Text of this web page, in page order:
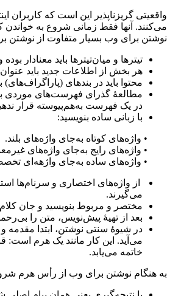
واقعیتی گریزناپذیر این است که کاربران
می‌کنند. آنها فقط زمانی شروع به
نوشتن برای وب بسیار متفاوت از نوشتن
تیترها و میان‌تیترها باید معنادار
هر بخش از اطلاعات جدید باید
محتوا باید در بندهای (پاراگراف‌های) بسیار کوتاه تدوین شود؛ ۲۵ تا
مطالعۀ گذرای فهرست‌های موردی
در یک فهرست به‌هم‌پیوسته قرار
با زبانی ساده بنویسید:
• واژه‌های کوتاه به‌جای واژه‌های بلند.
• واژه‌های رایج به‌جای واژه‌های
• واژه‌های ساده به‌جای واژهه‌ای
از واژه‌های اختصاری و سرنام‌ها
می‌گیرند.
مختصر و مربوط بنویسید و جان
بعد از تهیۀ پیش‌نویس، متن را
در شیوۀ سنتی نوشتن، ابتدا
می‌آید. این کار ‌مانند یک هرم است:
خاتمه می‌یابد.
به هنگام نوشتن برای وب از رأس هرم